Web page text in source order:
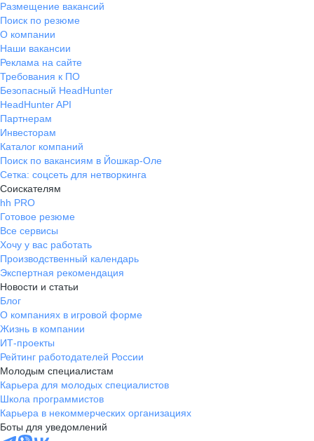
условиях реального бизнеса, а не
«учебных кейсов». Нравится, что
есть возможность влиять на
процессы и предлагать идеи —
инициативы в целом слышат и
обсуждают. Работа дает
понимание локального рынка,
особенностей аудитории и
специфики продвижения офлайн-
бизнеса. Работа для тех, кто готов
брать на себя ответственность,
работать в режиме
многозадачности и хочет расти
профессионально через практику.
Отдельно хочу отметить хороший
коллектив — в команде
комфортная рабочая атмосфера,
люди открыты к диалогу и
взаимодействию, есть взаимная
поддержка. Это сильно облегчает
рабочие процессы и помогает
быстрее включаться в задачи.
Размещение вакансий
Поиск по резюме
О компании
Наши вакансии
Реклама на сайте
Требования к ПО
Безопасный HeadHunter
HeadHunter API
Партнерам
Инвесторам
Каталог компаний
Поиск по вакансиям в Йошкар-Оле
Сетка: соцсеть для нетворкинга
Соискателям
hh PRO
Готовое резюме
Все сервисы
Хочу у вас работать
Производственный календарь
Экспертная рекомендация
Новости и статьи
Блог
О компаниях в игровой форме
Жизнь в компании
ИТ-проекты
Рейтинг работодателей России
Молодым специалистам
Карьера для молодых специалистов
Школа программистов
Карьера в некоммерческих организациях
Боты для уведомлений